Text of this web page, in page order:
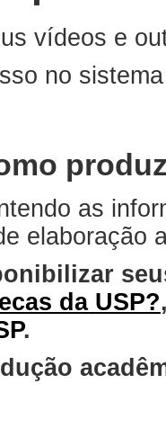
vídeos e
no
as
elaboração
da USP?
.